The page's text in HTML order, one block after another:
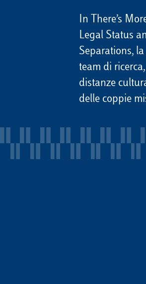
In There’s
Legal Status
Separations,
team di
distanze
delle coppie